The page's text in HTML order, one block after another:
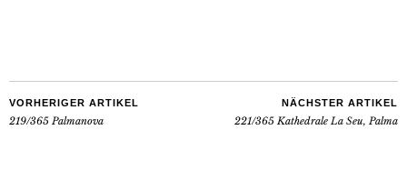
VORHERIGER ARTIKEL
219/365 Palmanova
NÄCHSTER ARTIKEL
221/365 Kathedrale La Seu, Palma